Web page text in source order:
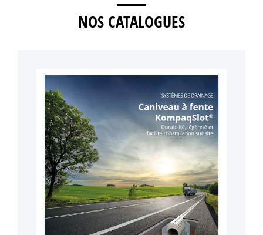
NOS CATALOGUES